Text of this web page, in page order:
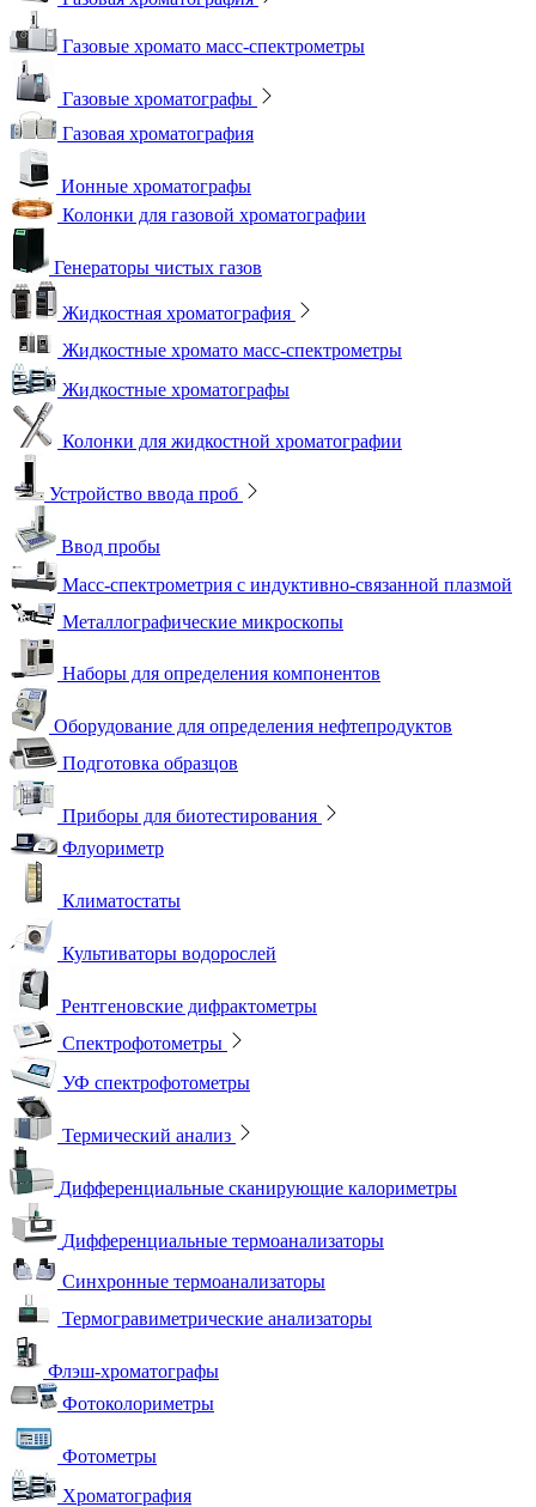
Газовые хромато масс-спектрометры
Газовые хроматографы
Газовая хроматография
Ионные хроматографы
Колонки для газовой хроматографии
Генераторы чистых газов
Жидкостная хроматография
Жидкостные хромато масс-спектрометры
Жидкостные хроматографы
Колонки для жидкостной хроматографии
Устройство ввода проб
Ввод пробы
Масс-спектрометрия с индуктивно-связанной плазмой
Металлографические микроскопы
Наборы для определения компонентов
Оборудование для определения нефтепродуктов
Подготовка образцов
Приборы для биотестирования
Флуориметр
Климатостаты
Культиваторы водорослей
Рентгеновские дифрактометры
Спектрофотометры
УФ спектрофотометры
Термический анализ
Дифференциальные сканирующие калориметры
Дифференциальные термоанализаторы
Синхронные термоанализаторы
Термогравиметрические анализаторы
Флэш-хроматографы
Фотоколориметры
Фотометры
Хроматография